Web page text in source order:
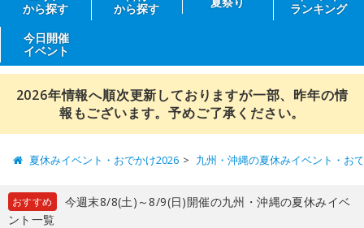
から探す
から探す
ランキング
今日開催
イベント
2026年情報へ順次更新しておりますが一部、昨年の情
報もございます。予めご了承ください。
夏休みイベント・おでかけ2026 九州・沖縄の夏休みイベント・お
おすすめ
今週末8/8(土)～8/9(日)開催の九州・沖縄の夏休みイベ
ント一覧